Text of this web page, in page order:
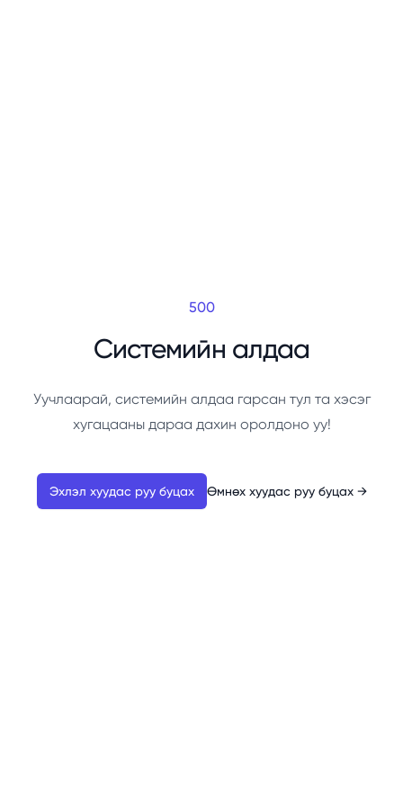
500
Системийн алдаа
Уучлаарай, системийн алдаа гарсан тул та хэсэг
хугацааны дараа дахин оролдоно уу!
Эхлэл хуудас руу буцах Өмнөх хуудас руу буцах →